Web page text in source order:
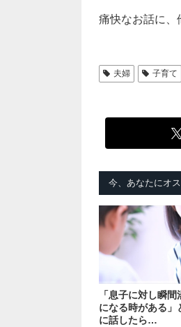
痛快なお話に、
夫婦 子育て
今、あなたにオ
「息子に対し瞬
になる時がある」
に話したら…